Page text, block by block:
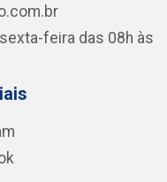
feira das 08h às